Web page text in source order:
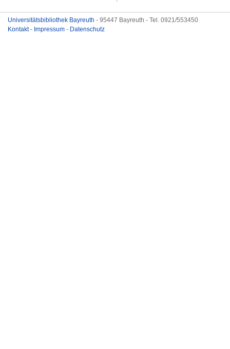
Universitätsbibliothek Bayreuth - 95447 Bayreuth - Tel. 0921/553450
Kontakt- Impressum - Datenschutz